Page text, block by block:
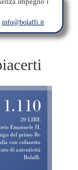
info@bolaffi.it